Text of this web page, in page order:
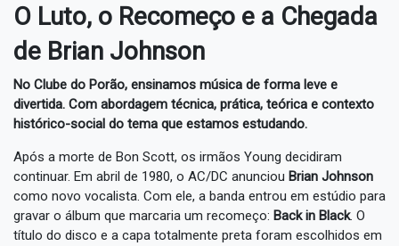
O Luto, o Recomeço e a Chegada
de Brian Johnson
No Clube do Porão, ensinamos música de forma leve e
divertida. Com abordagem técnica, prática, teórica e contexto
histórico-social do tema que estamos estudando.
Após a morte de Bon Scott, os irmãos Young decidiram
continuar. Em abril de 1980, o AC/DC anunciou Brian Johnson
como novo vocalista. Com ele, a banda entrou em estúdio para
gravar o álbum que marcaria um recomeço: Back in Black. O
título do disco e a capa totalmente preta foram escolhidos em